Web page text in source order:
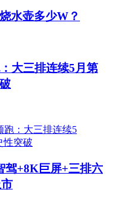
水壶多少W？
大三排连续5月第
驾+8K巨屏+三排六